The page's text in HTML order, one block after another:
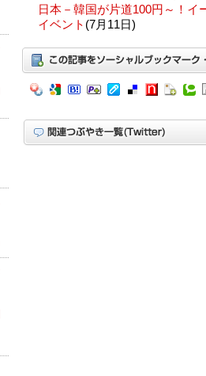
日本－韓国が片道100円～！イ
イベント (7月11日)